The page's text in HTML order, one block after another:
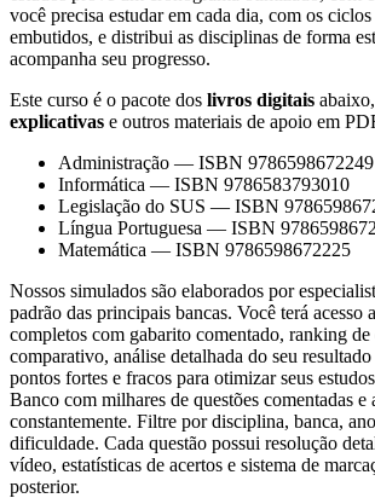
você precisa estudar em cada dia, com os
embutidos, e distribui as disciplinas de forma
acompanha seu progresso.
Este curso é o pacote dos livros digitais
explicativas e outros materiais de apoio em
Administração — ISBN 9786598672249
Informática — ISBN 9786583793010
Legislação do SUS — ISBN
Língua Portuguesa — ISBN
Matemática — ISBN 9786598672225
Nossos simulados são elaborados por
padrão das principais bancas. Você terá acesso
completos com gabarito comentado, ranking de
comparativo, análise detalhada do seu
pontos fortes e fracos para otimizar seus
Banco com milhares de questões comentadas e
constantemente. Filtre por disciplina, banca,
dificuldade. Cada questão possui resolução
vídeo, estatísticas de acertos e sistema de
posterior.